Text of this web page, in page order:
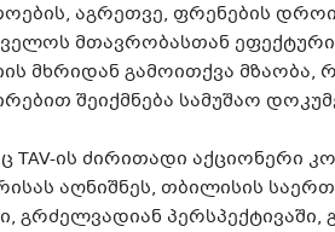
აგრეთვე, ფრენების
მთავრობასთან
მხრიდან გამოითქვა მზაობა,
შეიქმნება სამუშაო
ის ძირითადი აქციონერი
აღნიშნეს, თბილისის
გრძელვადიან